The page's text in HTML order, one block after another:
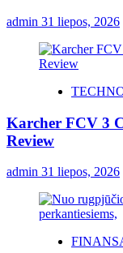
admin 31 liepos, 2026
Karcher FCV 3
Review
admin 31 liepos, 2026